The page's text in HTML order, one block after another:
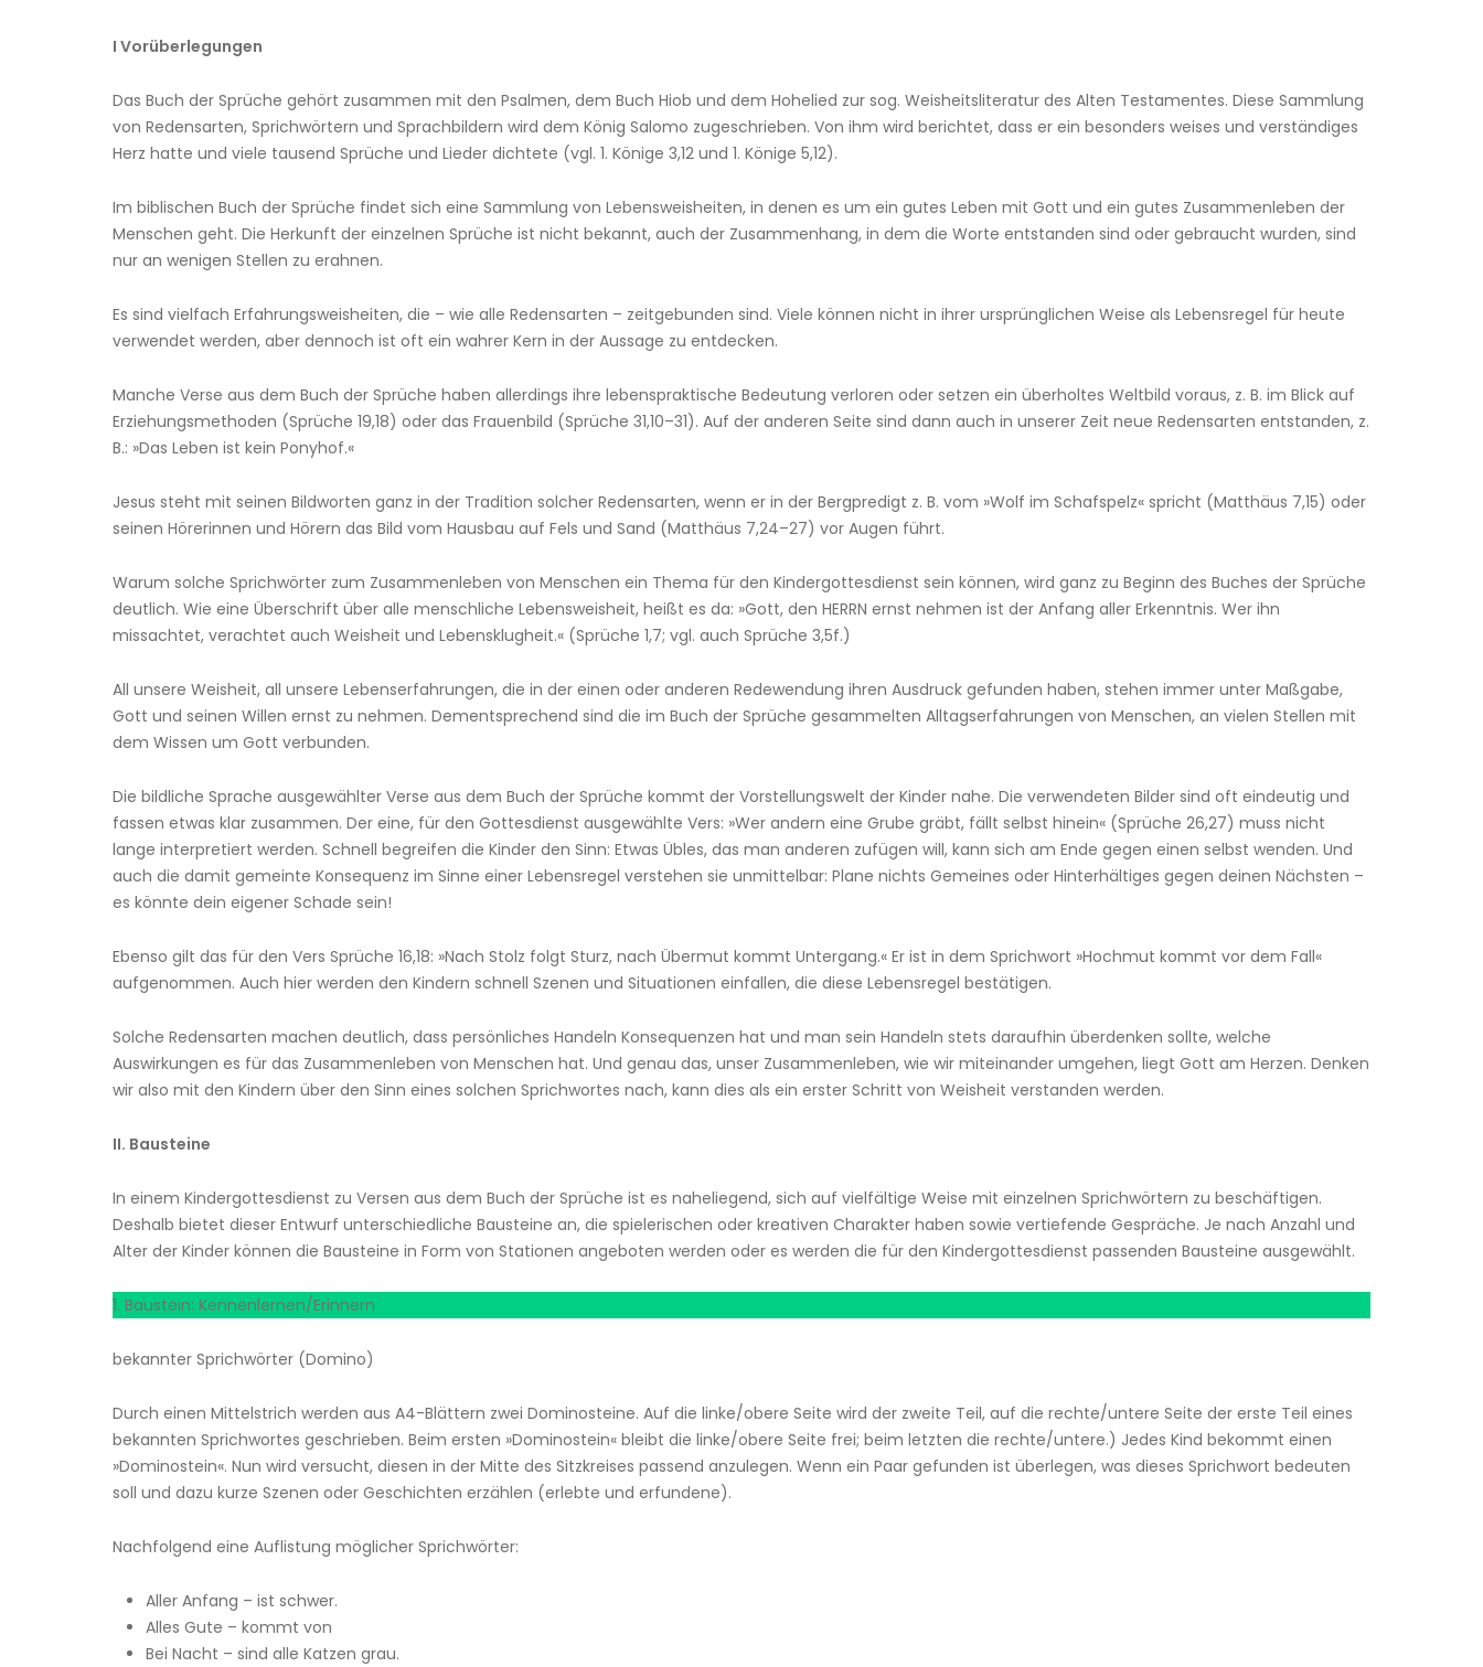
I Vorüberlegungen
Das Buch der Sprüche gehört zusammen mit den Psalmen, dem Buch Hiob und dem Hohelied zur sog. Weisheitsliteratur des Alten Testamentes. Diese Sammlung
von Redensarten, Sprichwörtern und Sprachbildern wird dem König Salomo zugeschrieben. Von ihm wird berichtet, dass er ein besonders weises und verständiges
Herz hatte und viele tausend Sprüche und Lieder dichtete (vgl. 1. Könige 3,12 und 1. Könige 5,12).
Im biblischen Buch der Sprüche findet sich eine Sammlung von Lebensweisheiten, in denen es um ein gutes Leben mit Gott und ein gutes Zusammenleben der
Menschen geht. Die Herkunft der einzelnen Sprüche ist nicht bekannt, auch der Zusammenhang, in dem die Worte entstanden sind oder gebraucht wurden, sind
nur an wenigen Stellen zu erahnen.
Es sind vielfach Erfahrungsweisheiten, die – wie alle Redensarten – zeitgebunden sind. Viele können nicht in ihrer ursprünglichen Weise als Lebensregel für heute
verwendet werden, aber dennoch ist oft ein wahrer Kern in der Aussage zu entdecken.
Manche Verse aus dem Buch der Sprüche haben allerdings ihre lebenspraktische Bedeutung verloren oder setzen ein überholtes Weltbild voraus, z. B. im Blick auf
Erziehungsmethoden (Sprüche 19,18) oder das Frauenbild (Sprüche 31,10–31). Auf der anderen Seite sind dann auch in unserer Zeit neue Redensarten entstanden, z.
B.: »Das Leben ist kein Ponyhof.«
Jesus steht mit seinen Bildworten ganz in der Tradition solcher Redensarten, wenn er in der Bergpredigt z. B. vom »Wolf im Schafspelz« spricht (Matthäus 7,15) oder
seinen Hörerinnen und Hörern das Bild vom Hausbau auf Fels und Sand (Matthäus 7,24–27) vor Augen führt.
Warum solche Sprichwörter zum Zusammenleben von Menschen ein Thema für den Kindergottesdienst sein können, wird ganz zu Beginn des Buches der Sprüche
deutlich. Wie eine Überschrift über alle menschliche Lebensweisheit, heißt es da: »Gott, den HERRN ernst nehmen ist der Anfang aller Erkenntnis. Wer ihn
missachtet, verachtet auch Weisheit und Lebensklugheit.« (Sprüche 1,7; vgl. auch Sprüche 3,5f.)
All unsere Weisheit, all unsere Lebenserfahrungen, die in der einen oder anderen Redewendung ihren Ausdruck gefunden haben, stehen immer unter Maßgabe,
Gott und seinen Willen ernst zu nehmen. Dementsprechend sind die im Buch der Sprüche gesammelten Alltagserfahrungen von Menschen, an vielen Stellen mit
dem Wissen um Gott verbunden.
Die bildliche Sprache ausgewählter Verse aus dem Buch der Sprüche kommt der Vorstellungswelt der Kinder nahe. Die verwendeten Bilder sind oft eindeutig und
fassen etwas klar zusammen. Der eine, für den Gottesdienst ausgewählte Vers: »Wer andern eine Grube gräbt, fällt selbst hinein« (Sprüche 26,27) muss nicht
lange interpretiert werden. Schnell begreifen die Kinder den Sinn: Etwas Übles, das man anderen zufügen will, kann sich am Ende gegen einen selbst wenden. Und
auch die damit gemeinte Konsequenz im Sinne einer Lebensregel verstehen sie unmittelbar: Plane nichts Gemeines oder Hinterhältiges gegen deinen Nächsten –
es könnte dein eigener Schade sein!
Ebenso gilt das für den Vers Sprüche 16,18: »Nach Stolz folgt Sturz, nach Übermut kommt Untergang.« Er ist in dem Sprichwort »Hochmut kommt vor dem Fall«
aufgenommen. Auch hier werden den Kindern schnell Szenen und Situationen einfallen, die diese Lebensregel bestätigen.
Solche Redensarten machen deutlich, dass persönliches Handeln Konsequenzen hat und man sein Handeln stets daraufhin überdenken sollte, welche
Auswirkungen es für das Zusammenleben von Menschen hat. Und genau das, unser Zusammenleben, wie wir miteinander umgehen, liegt Gott am Herzen. Denken
wir also mit den Kindern über den Sinn eines solchen Sprichwortes nach, kann dies als ein erster Schritt von Weisheit verstanden werden.
II. Bausteine
In einem Kindergottesdienst zu Versen aus dem Buch der Sprüche ist es naheliegend, sich auf vielfältige Weise mit einzelnen Sprichwörtern zu beschäftigen.
Deshalb bietet dieser Entwurf unterschiedliche Bausteine an, die spielerischen oder kreativen Charakter haben sowie vertiefende Gespräche. Je nach Anzahl und
Alter der Kinder können die Bausteine in Form von Stationen angeboten werden oder es werden die für den Kindergottesdienst passenden Bausteine ausgewählt.
1. Baustein: Kennenlernen/Erinnern
bekannter Sprichwörter (Domino)
Durch einen Mittelstrich werden aus A4-Blättern zwei Dominosteine. Auf die linke/obere Seite wird der zweite Teil, auf die rechte/untere Seite der erste Teil eines
bekannten Sprichwortes geschrieben. Beim ersten »Dominostein« bleibt die linke/obere Seite frei; beim letzten die rechte/untere.) Jedes Kind bekommt einen
»Dominostein«. Nun wird versucht, diesen in der Mitte des Sitzkreises passend anzulegen. Wenn ein Paar gefunden ist überlegen, was dieses Sprichwort bedeuten
soll und dazu kurze Szenen oder Geschichten erzählen (erlebte und erfundene).
Nachfolgend eine Auflistung möglicher Sprichwörter:
Aller Anfang – ist schwer.
Alles Gute – kommt von
Bei Nacht – sind alle Katzen grau.